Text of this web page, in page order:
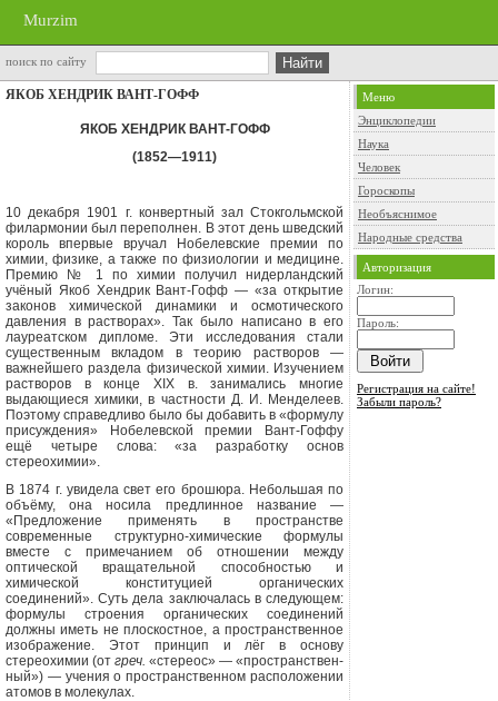
Murzim
поиск по сайту
ЯКОБ ХЕНДРИК ВАНТ-ГОФФ
ЯКОБ ХЕНДРИК ВАНТ-ГОФФ
(1852—1911)
10 декабря 1901 г. конвертный зал Стокгольмской
филармонии был пере­полнен. В этот день шведский
король впервые вручал Нобелевские премии по
химии, физике, а также по физиологии и медицине.
Премию № 1 по химии получил нидерландский
учёный Якоб Хендрик Вант-Гофф — «за открытие
за­конов химической динамики и осмоти­ческого
давления в растворах». Так было написано в его
лауреатском ди­пломе. Эти исследования стали
существенным вкладом в теорию растворов —
важнейшего раздела физической химии. Изучением
растворов в конце XIX в. за­нимались многие
выдающиеся химики, в частности Д. И. Менделеев.
Поэтому справедливо было бы добавить в «фор­мулу
присуждения» Нобелевской пре­мии Вант-Гоффу
ещё четыре слова: «за разработку основ
стереохимии».
В 1874 г. увидела свет его брошю­ра. Небольшая по
объёму, она носила предлинное название —
«Предложение применять в пространстве
современ­ные структурно-химические формулы
вместе с примечанием об отношении между
оптической вращательной спо­собностью и
химической конституци­ей органических
соединений». Суть де­ла заключалась в следующем:
формулы строения органических соединений
должны иметь не плоскостное, а про­странственное
изображение. Этот принцип и лёг в основу
стереохимии (от греч. «стереос» — «пространствен­
ный») — учения о пространственном расположении
атомов в молекулах.
Меню
Энциклопедии
Наука
Человек
Гороскопы
Необъяснимое
Народные средства
Авторизация
Логин:
Пароль:
Регистрация на сайте!
Забыли пароль?